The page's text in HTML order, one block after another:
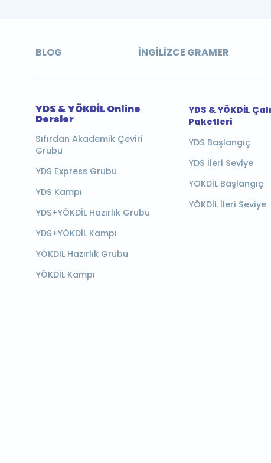
BLOG İNGILIZCE GRAMER
YDS & YÖKDİL Online
Dersler
Sıfırdan Akademik Çeviri
Grubu
YDS Express Grubu
YDS Kampı
YDS+YÖKDİL Hazırlık Grubu
YDS+YÖKDİL Kampı
YÖKDİL Hazırlık Grubu
YÖKDİL Kampı
YDS & YÖKDİL
Paketleri
YDS Başlangıç
YDS İleri Seviye
YÖKDİL Başlangıç
YÖKDİL İleri Seviye